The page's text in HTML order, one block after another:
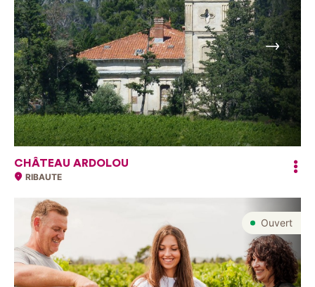
Suivant
CHÂTEAU ARDOLOU
RIBAUTE
Ouvert